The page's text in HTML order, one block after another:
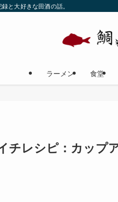
と大好きな田酒の話。
ラーメン 食堂
チレシピ：カップ